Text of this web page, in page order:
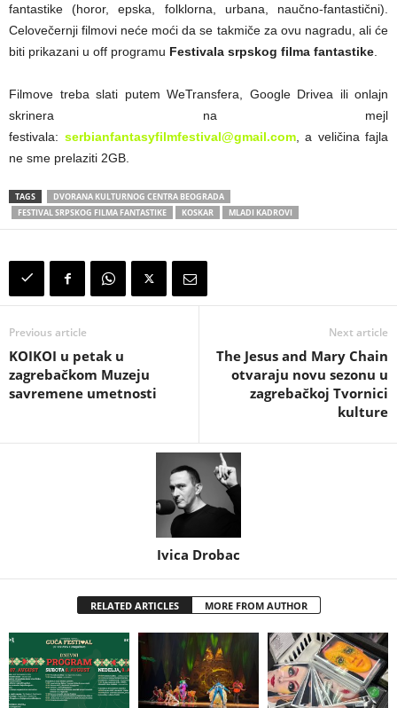
fantastike (horor, epska, folklorna, urbana, naučno-fantastični).
Celovečernji filmovi neće moći da se takmiče za ovu nagradu, ali će
biti prikazani u off programu Festivala srpskog filma fantastike
Filmove treba slati putem WeTransfera, Google Drivea ili onlajn
skrinera na mejl
festivala: serbianfantasyfilmfestival@gmail.com, a veličina fajla
ne sme prelaziti 2GB.
TAGS
DVORANA KULTURNOG CENTRA BEOGRADA
FESTIVAL SRPSKOG FILMA FANTASTIKE
KOSKAR MLADI KADROVI
Previous article
KOIKOI u petak u
zagrebačkom Muzeju
savremene umetnosti
Next article
The Jesus and Mary Chain
otvaraju novu sezonu u
zagrebačkoj Tvornici
kulture
Ivica Drobac
RELATED ARTICLES MORE FROM AUTHOR